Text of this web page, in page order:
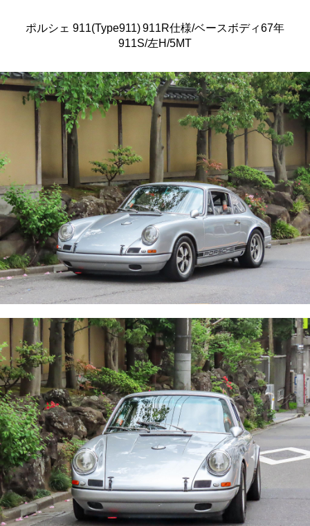
ポルシェ 911(Type911) 911R仕様/ベースボディ67年
911S/左H/5MT